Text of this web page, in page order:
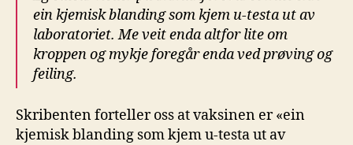
ein kjemisk blanding som kjem u-testa ut av
laboratoriet. Me veit enda altfor lite om
kroppen og mykje foregår enda ved prøving og
feiling.
Skribenten forteller oss at vaksinen er «ein
kjemisk blanding som kjem u-testa ut av